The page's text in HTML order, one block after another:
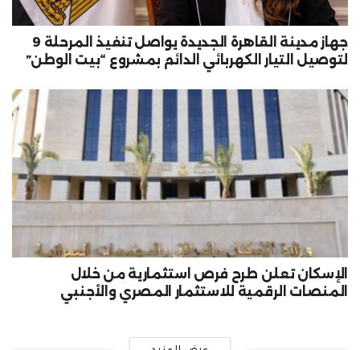
جهاز مدينة القاهرة الجديدة يواصل تنفيذ المرحلة 9
لتوصيل التيار الكهربائي الدائم بمشروع “بيت الوطن”
الإسكان تعلن طرح فرص استثمارية من خلال
المنصات الرقمية للاستثمار المصري والأجنبي